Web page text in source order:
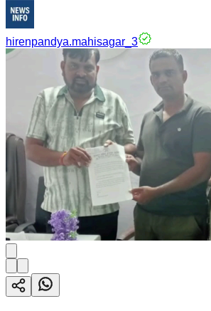
hirenpandya.mahisagar_3